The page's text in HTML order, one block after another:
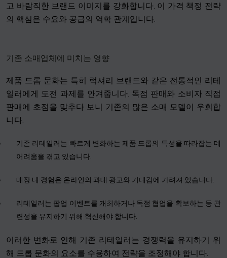
고 바람직한 브랜드 이미지를 강화합니다. 이 가격 책정 전략
의 핵심은 수요와 공급의 역학 관계입니다.
기존 소매업체에 미치는 영향
제품 드롭 문화는 특히 럭셔리 브랜드와 같은 전통적인 리테
일러에게 도전 과제를 안겨줍니다. 독점 판매와 소비자 직접
판매에 초점을 맞추다 보니 기존의 많은 소매 모델이 우회합
니다.
기존 리테일러는 빠르게 변화하는 제품 드롭의 특성을 따라잡는 데
어려움을 겪고 있습니다.
매장 내 경험은 온라인의 과대 광고와 기대감에 가려져 있습니다.
리테일러는 팝업 이벤트를 개최하거나 독점 협업을 확보하는 등 관
련성을 유지하기 위해 혁신해야 합니다.
이러한 변화로 인해 기존 리테일러는 경쟁력을 유지하기 위
해 드롭 문화의 요소를 수용하여 전략을 조정해야 합니다.